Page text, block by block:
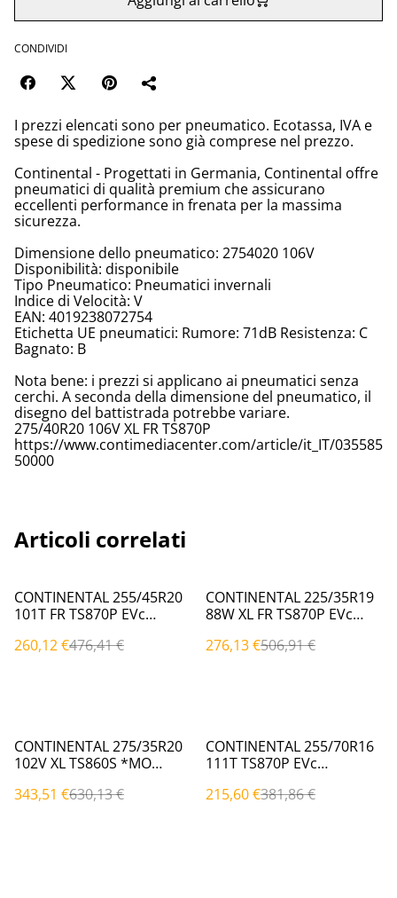
CONDIVIDI
I prezzi elencati sono per pneumatico. Ecotassa, IVA e
spese di spedizione sono già comprese nel prezzo.
Continental - Progettati in Germania, Continental offre
pneumatici di qualità premium che assicurano
eccellenti performance in frenata per la massima
sicurezza.
Dimensione dello pneumatico: 2754020 106V
Disponibilità: disponibile
Tipo Pneumatico: Pneumatici invernali
Indice di Velocità: V
EAN: 4019238072754
Etichetta UE pneumatici: Rumore: 71dB Resistenza: C
Bagnato: B
Nota bene: i prezzi si applicano ai pneumatici senza
cerchi. A seconda della dimensione del pneumatico, il
disegno del battistrada potrebbe variare.
275/40R20 106V XL FR TS870P
https://www.contimediacenter.com/article/it_IT/035585
50000
Articoli correlati
%
CONTINENTAL 255/45R20
101T FR TS870P EVc
260,12 €476,41 €
%
CONTINENTAL 225/35R19
88W XL FR TS870P EVc
276,13 €506,91 €
%
CONTINENTAL 275/35R20
102V XL TS860S *MO
343,51 €630,13 €
%
CONTINENTAL 255/70R16
111T TS870P EVc
215,60 €381,86 €